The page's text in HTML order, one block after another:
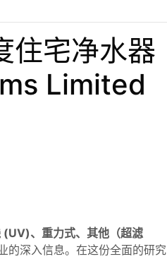
住宅净水器
Limited
、重力式、其他（超滤
的深入信息。在这份全面的研究